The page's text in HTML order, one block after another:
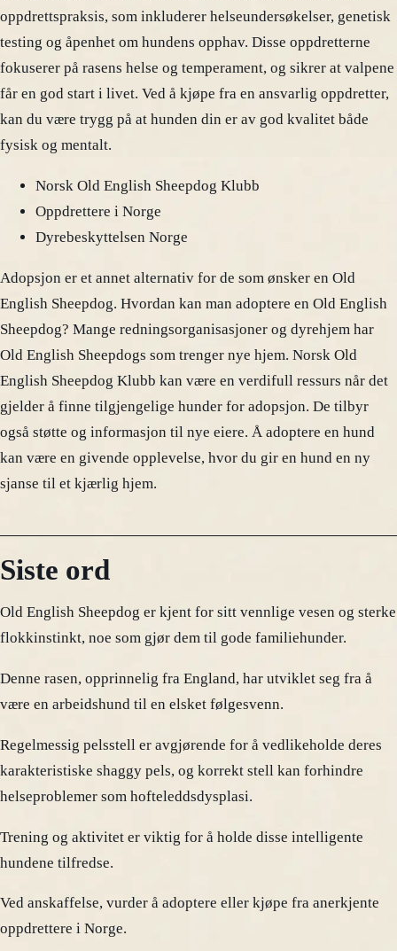
oppdrettspraksis, som inkluderer helseundersøkelser, genetisk
testing og åpenhet om hundens opphav. Disse oppdretterne
fokuserer på rasens helse og temperament, og sikrer at valpene
får en god start i livet. Ved å kjøpe fra en ansvarlig oppdretter,
kan du være trygg på at hunden din er av god kvalitet både
fysisk og mentalt.
Norsk Old English Sheepdog Klubb
Oppdrettere i Norge
Dyrebeskyttelsen Norge
Adopsjon er et annet alternativ for de som ønsker en Old
English Sheepdog. Hvordan kan man adoptere en Old English
Sheepdog? Mange redningsorganisasjoner og dyrehjem har
Old English Sheepdogs som trenger nye hjem. Norsk Old
English Sheepdog Klubb kan være en verdifull ressurs når det
gjelder å finne tilgjengelige hunder for adopsjon. De tilbyr
også støtte og informasjon til nye eiere. Å adoptere en hund
kan være en givende opplevelse, hvor du gir en hund en ny
sjanse til et kjærlig hjem.
Siste ord
Old English Sheepdog er kjent for sitt vennlige vesen og sterke
flokkinstinkt, noe som gjør dem til gode familiehunder.
Denne rasen, opprinnelig fra England, har utviklet seg fra å
være en arbeidshund til en elsket følgesvenn.
Regelmessig pelsstell er avgjørende for å vedlikeholde deres
karakteristiske shaggy pels, og korrekt stell kan forhindre
helseproblemer som hofteleddsdysplasi.
Trening og aktivitet er viktig for å holde disse intelligente
hundene tilfredse.
Ved anskaffelse, vurder å adoptere eller kjøpe fra anerkjente
oppdrettere i Norge.